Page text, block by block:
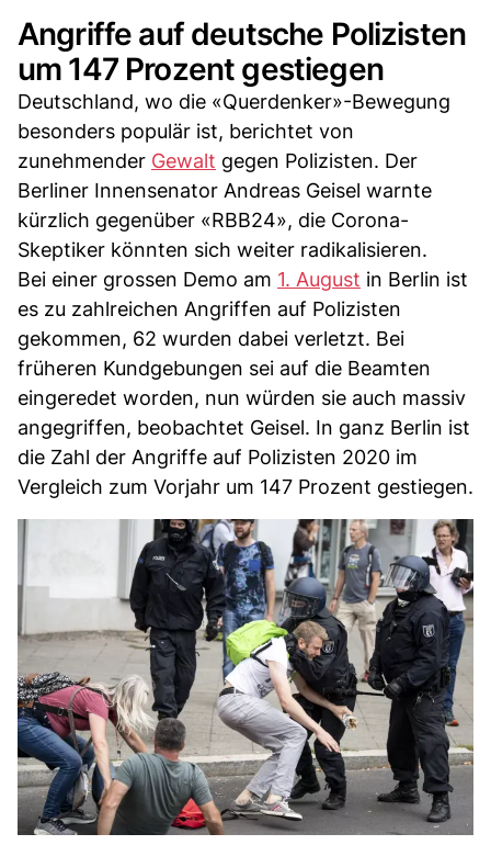
Angriffe auf deutsche Polizisten
um 147 Prozent gestiegen
Deutschland, wo die «Querdenker»-Bewegung
besonders populär ist, berichtet von
zunehmender Gewalt gegen Polizisten. Der
Berliner Innensenator Andreas Geisel warnte
kürzlich gegenüber «RBB24», die Corona-
Skeptiker könnten sich weiter radikalisieren.
Bei einer grossen Demo am 1. August in Berlin ist
es zu zahlreichen Angriffen auf Polizisten
gekommen, 62 wurden dabei verletzt. Bei
früheren Kundgebungen sei auf die Beamten
eingeredet worden, nun würden sie auch massiv
angegriffen, beobachtet Geisel. In ganz Berlin ist
die Zahl der Angriffe auf Polizisten 2020 im
Vergleich zum Vorjahr um 147 Prozent gestiegen.